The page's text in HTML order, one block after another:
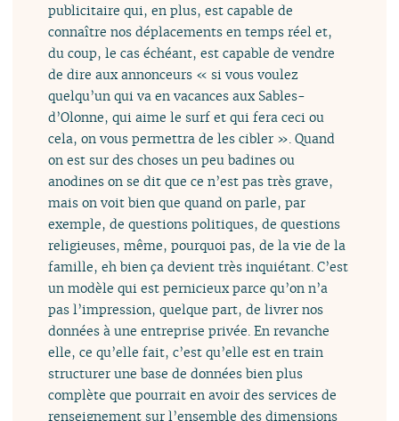
publicitaire qui, en plus, est capable de
connaître nos déplacements en temps réel et,
du coup, le cas échéant, est capable de vendre
de dire aux annonceurs « si vous voulez
quelqu’un qui va en vacances aux Sables-
d’Olonne, qui aime le surf et qui fera ceci ou
cela, on vous permettra de les cibler ». Quand
on est sur des choses un peu badines ou
anodines on se dit que ce n’est pas très grave,
mais on voit bien que quand on parle, par
exemple, de questions politiques, de questions
religieuses, même, pourquoi pas, de la vie de la
famille, eh bien ça devient très inquiétant. C’est
un modèle qui est pernicieux parce qu’on n’a
pas l’impression, quelque part, de livrer nos
données à une entreprise privée. En revanche
elle, ce qu’elle fait, c’est qu’elle est en train
structurer une base de données bien plus
complète que pourrait en avoir des services de
renseignement sur l’ensemble des dimensions